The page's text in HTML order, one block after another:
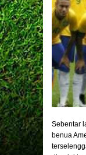
Sebentar
benua